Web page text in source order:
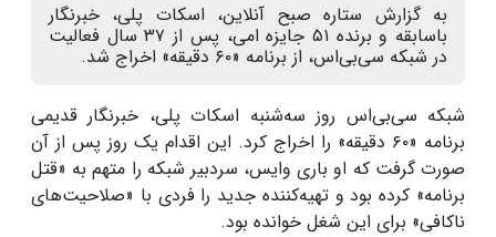
به گزارش ستاره صبح آنلاین، اسکات پلی، خبرنگار
باسابقه و برنده ۵۱ جایزه امی، پس از ۳۷ سال فعالیت
در شبکه سی‌بی‌اس، از برنامه «۶۰ دقیقه» اخراج شد.
شبکه سی‌بی‌اس روز سه‌شنبه اسکات پلی، خبرنگار قدیمی
برنامه «۶۰ دقیقه» را اخراج کرد. این اقدام یک روز پس از آن
صورت گرفت که او باری وایس، سردبیر شبکه را متهم به «قتل
برنامه» کرده بود و تهیه‌کننده جدید را فردی با «صلاحیت‌های
ناکافی» برای این شغل خوانده بود.